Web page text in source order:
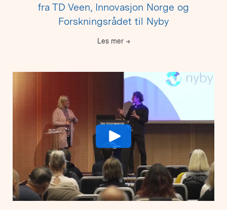
fra TD Veen, Innovasjon Norge og
Forskningsrådet til Nyby
Les mer →